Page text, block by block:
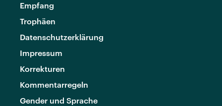
Empfang
Trophäen
Datenschutzerklärung
Impressum
Korrekturen
Kommentarregeln
Gender und Sprache